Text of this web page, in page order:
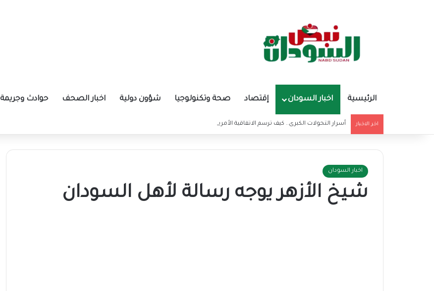
الرئيسية اخبار السودان إقتصاد صحة وتكنولوجيا شؤون دولية اخبار الصحف حوادث وجريمة
اخر الاخبار أسرار التحولات الكبرى.. كيف ترسم الاتفاقية الأمريكية الإيرانية موازين القوى بالمنطقة؟
اخبار السودان
شيخ الأزهر يوجه رسالة لأهل السودان